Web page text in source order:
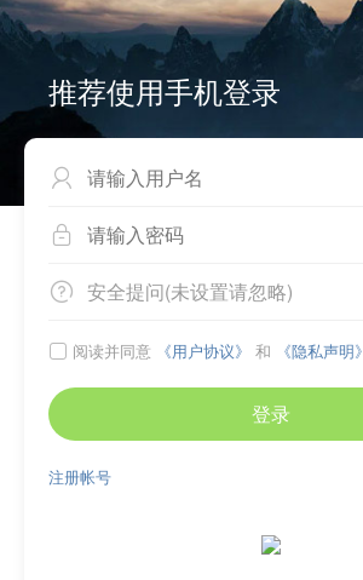
推荐使用手机登录


 安全提问(未设置请忽略)
 阅读并同意 《用户协议》 和 《隐私声明》
登录
注册帐号